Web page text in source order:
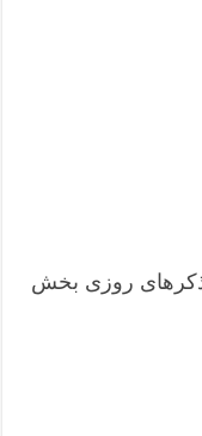
روزی‌ بخش